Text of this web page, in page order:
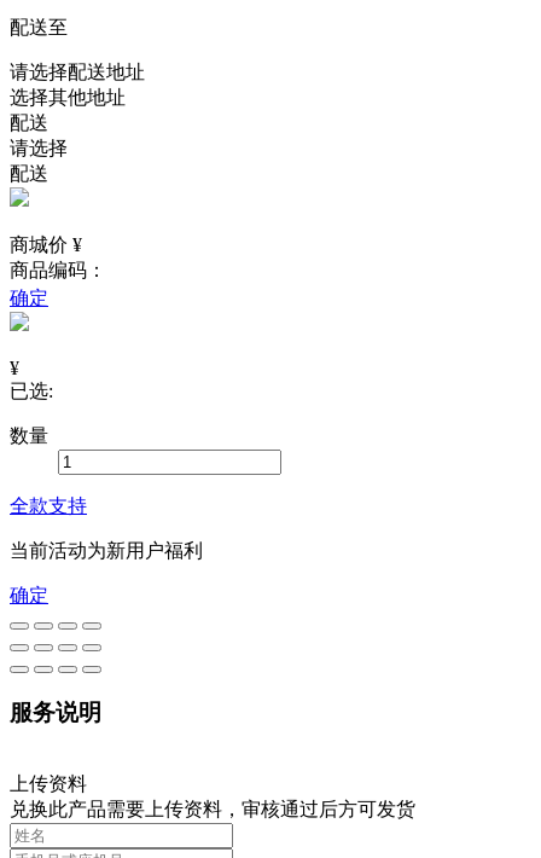
配送至
请选择配送地址
选择其他地址
配送
请选择
配送
商城价 ¥
商品编码：
确定
¥
已选:
数量
全款支持
当前活动为新用户福利
确定
服务说明
上传资料
兑换此产品需要上传资料，审核通过后方可发货